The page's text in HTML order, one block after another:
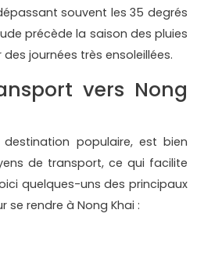
souvent les 35 degrés
précède la saison des pluies
journées très ensoleillées.
vers Nong
populaire, est bien
de transport, ce qui facilite
quelques-uns des principaux
rendre à Nong Khai :